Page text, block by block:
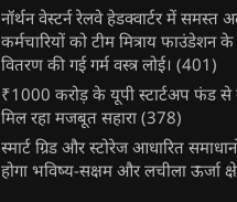
नॉर्थन वेस्टर्न रेलवे हेडक्वार्टर में समस्त
कर्मचारियों को टीम मित्राय फाउंडेशन
वितरण की गई गर्म वस्त्र लोई। (401)
₹1000 करोड़ के यूपी स्टार्टअप फंड से
मिल रहा मजबूत सहारा (378)
स्मार्ट ग्रिड और स्टोरेज आधारित
होगा भविष्य-सक्षम और लचीला ऊर्जा